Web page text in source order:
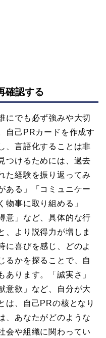
確認する
にでも必ず強みや大切
自己PRカードを作成す
、言語化することは非
つけるためには、過去
た経験を振り返ってみ
ある」「コミュニケー
物事に取り組める」
意」など、具体的な行
、より説得力が増しま
に喜びを感じ、どのよ
るかを探ることで、自
あります。「誠実さ」
意欲」など、自分が大
は、自己PRの核となり
、あなたがどのような
会や組織に関わってい